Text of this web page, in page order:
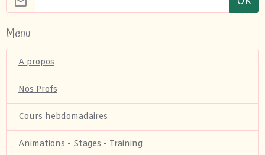
Menu
A propos
Nos Profs
Cours hebdomadaires
Animations - Stages - Training